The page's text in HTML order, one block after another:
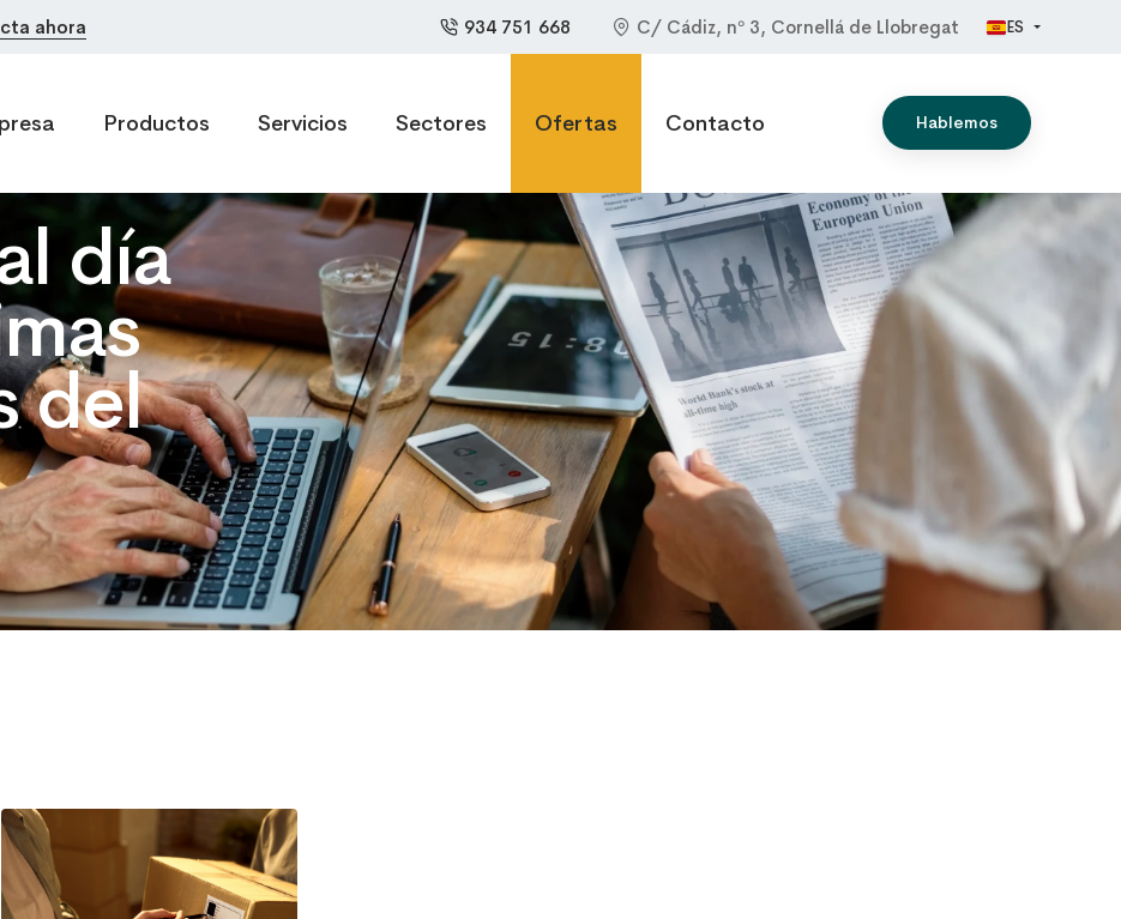
ahora 934 751 668 C/ Cádiz, nº 3, Cornellá de Llobregat ES
Productos Servicios Sectores Ofertas Contacto Hablemos
Distribuciones -
día
del